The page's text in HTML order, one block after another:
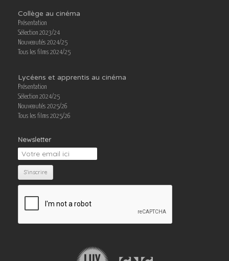
Collège au cinéma
Présentation
Sélection 2023/24
Nouveautés 2024/25
Tous les films 2024/25
Lycéens et apprentis au cinéma
Présentation
Sélection 2024/25
Nouveautés 2025/26
Tous les films 2025/26
Newsletter